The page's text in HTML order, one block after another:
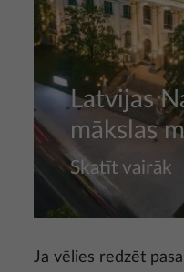
Latvijas
mākslas
Skatīt vairāk
Ja vēlies redzēt